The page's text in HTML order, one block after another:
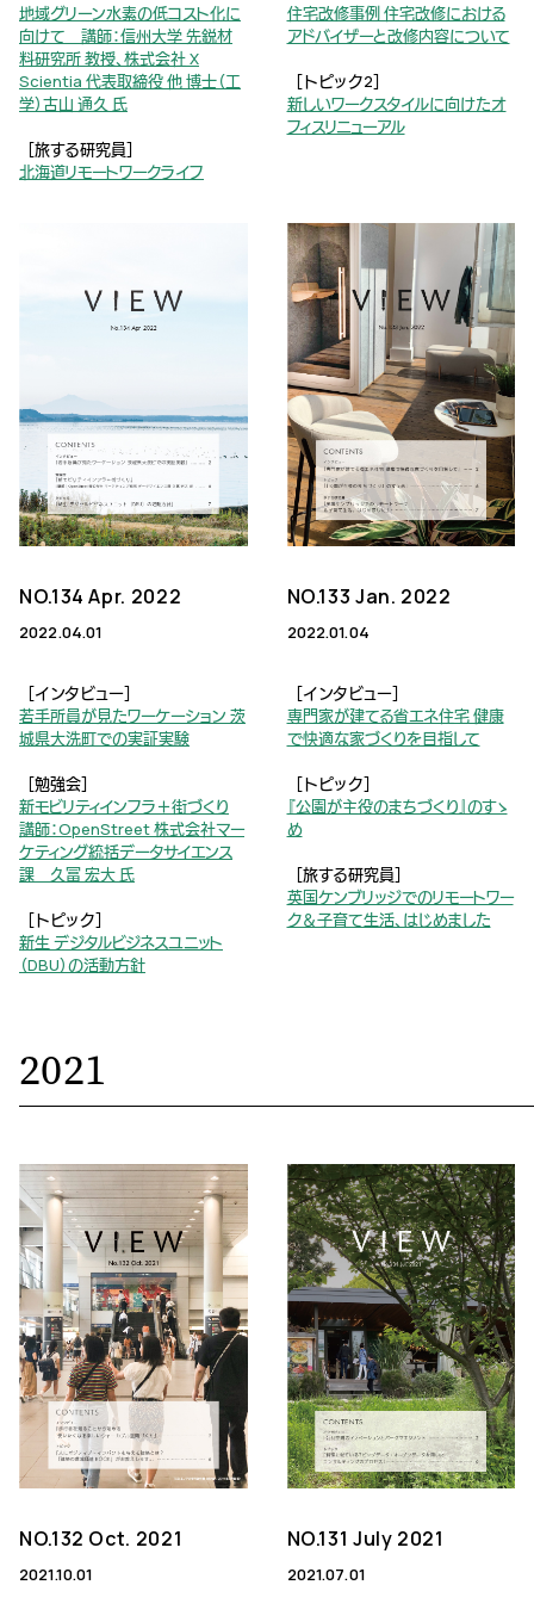
地域グリーン水素の低コスト化に
向けて 講師：信州大学 先鋭材
料研究所 教授、株式会社 X
Scientia 代表取締役 他 博士（工
学）古山 通久 氏
［旅する研究員］
北海道リモートワークライフ
住宅改修事例 住宅改修における
アドバイザーと改修内容について
［トピック2］
新しいワークスタイルに向けたオ
フィスリニューアル
NO.134 Apr. 2022
2022.04.01
［インタビュー］
若手所員が見たワーケーション 茨
城県大洗町での実証実験
［勉強会］
新モビリティインフラ＋街づくり
講師：OpenStreet 株式会社マー
ケティング統括データサイエンス
課 久冨 宏大 氏
［トピック］
新生 デジタルビジネスユニット
（DBU）の活動方針
NO.133 Jan. 2022
2022.01.04
［インタビュー］
専門家が建てる省エネ住宅 健康
で快適な家づくりを目指して
［トピック］
『公園が主役のまちづくり』のすゝ
め
［旅する研究員］
英国ケンブリッジでのリモートワー
ク＆子育て生活、はじめました
2021
NO.132 Oct. 2021
2021.10.01
NO.131 July 2021
2021.07.01